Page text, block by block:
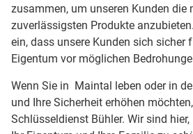
zusammen, um unseren Kunden die
zuverlässigsten Produkte
ein, dass unsere Kunden sich sicher
Eigentum vor möglichen
Wenn Sie in Maintal leben oder in
und Ihre Sicherheit erhöhen
Schlüsseldienst Bühler. Wir sind